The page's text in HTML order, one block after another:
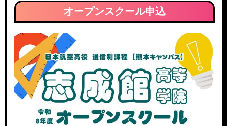
ー
カ
イ
ブ
オープンスクール申込